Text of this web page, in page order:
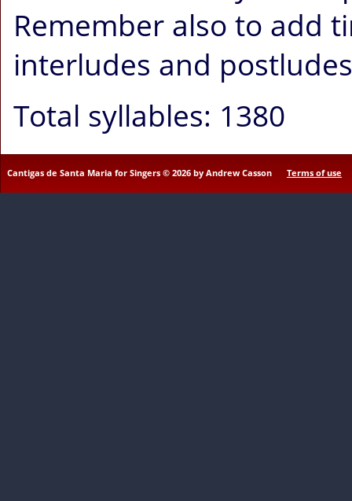
Remember also to add
interludes and
Total syllables: 1380
Cantigas de Santa Maria for Singers © 2026 by Andrew Casson Terms of use